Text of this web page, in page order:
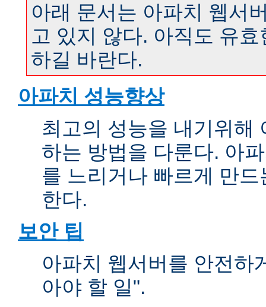
아래 문서는 아파치 웹서
고 있지 않다. 아직도 유
하길 바란다.
아파치 성능향상
최고의 성능을 내기위해
하는 방법을 다룬다. 아
를 느리거나 빠르게 만
한다.
보안 팁
아파치 웹서버를 안전하
아야 할 일".